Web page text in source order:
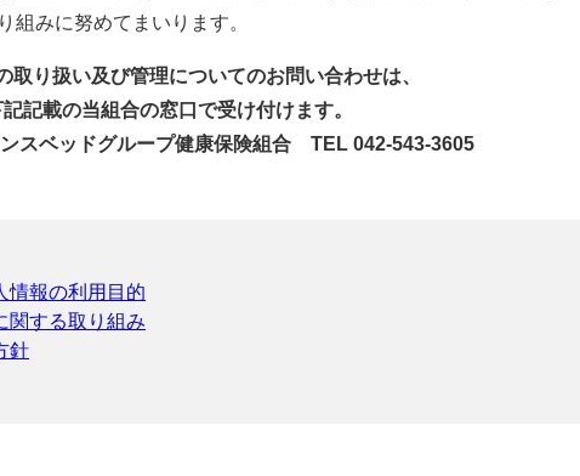
組みに努めてまいります。
取り扱い及び管理についてのお問い合わせは、
記載の当組合の窓口で受け付けます。
スベッドグループ健康保険組合 TEL 042-543-3605
情報の利用目的
関する取り組み
針